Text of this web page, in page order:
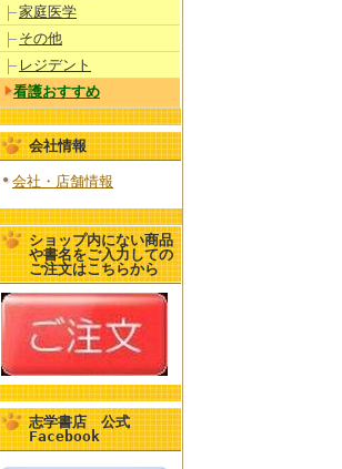
家庭医学
その他
レジデント
看護おすすめ
会社情報
会社・店舗情報
ショップ内にない商品
や書名をご入力しての
ご注文はこちらから
志学書店 公式
Facebook